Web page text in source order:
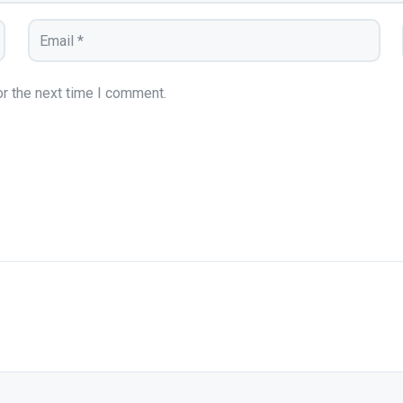
the next time I comment.